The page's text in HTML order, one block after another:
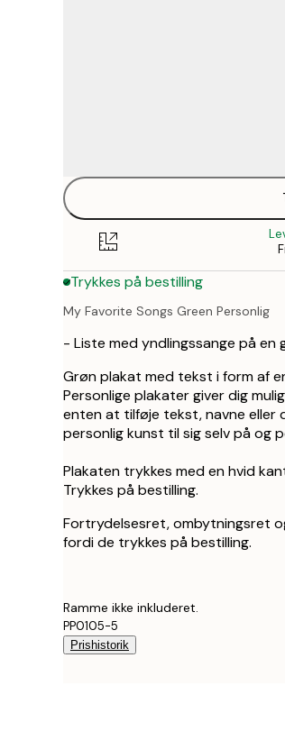
50x70 cm
Trykkes på bestilling
My Favorite Songs Green Personlig
- Liste med yndlingssange på
Grøn plakat med tekst i form af
Personlige plakater giver dig
enten at tilføje tekst, navne eller
personlig kunst til sig selv på og
Plakaten trykkes med en hvid
Trykkes på bestilling.
Fortrydelsesret, ombytningsret
fordi de trykkes på bestilling.
Ramme ikke inkluderet.
PP0105-5
Prishistorik